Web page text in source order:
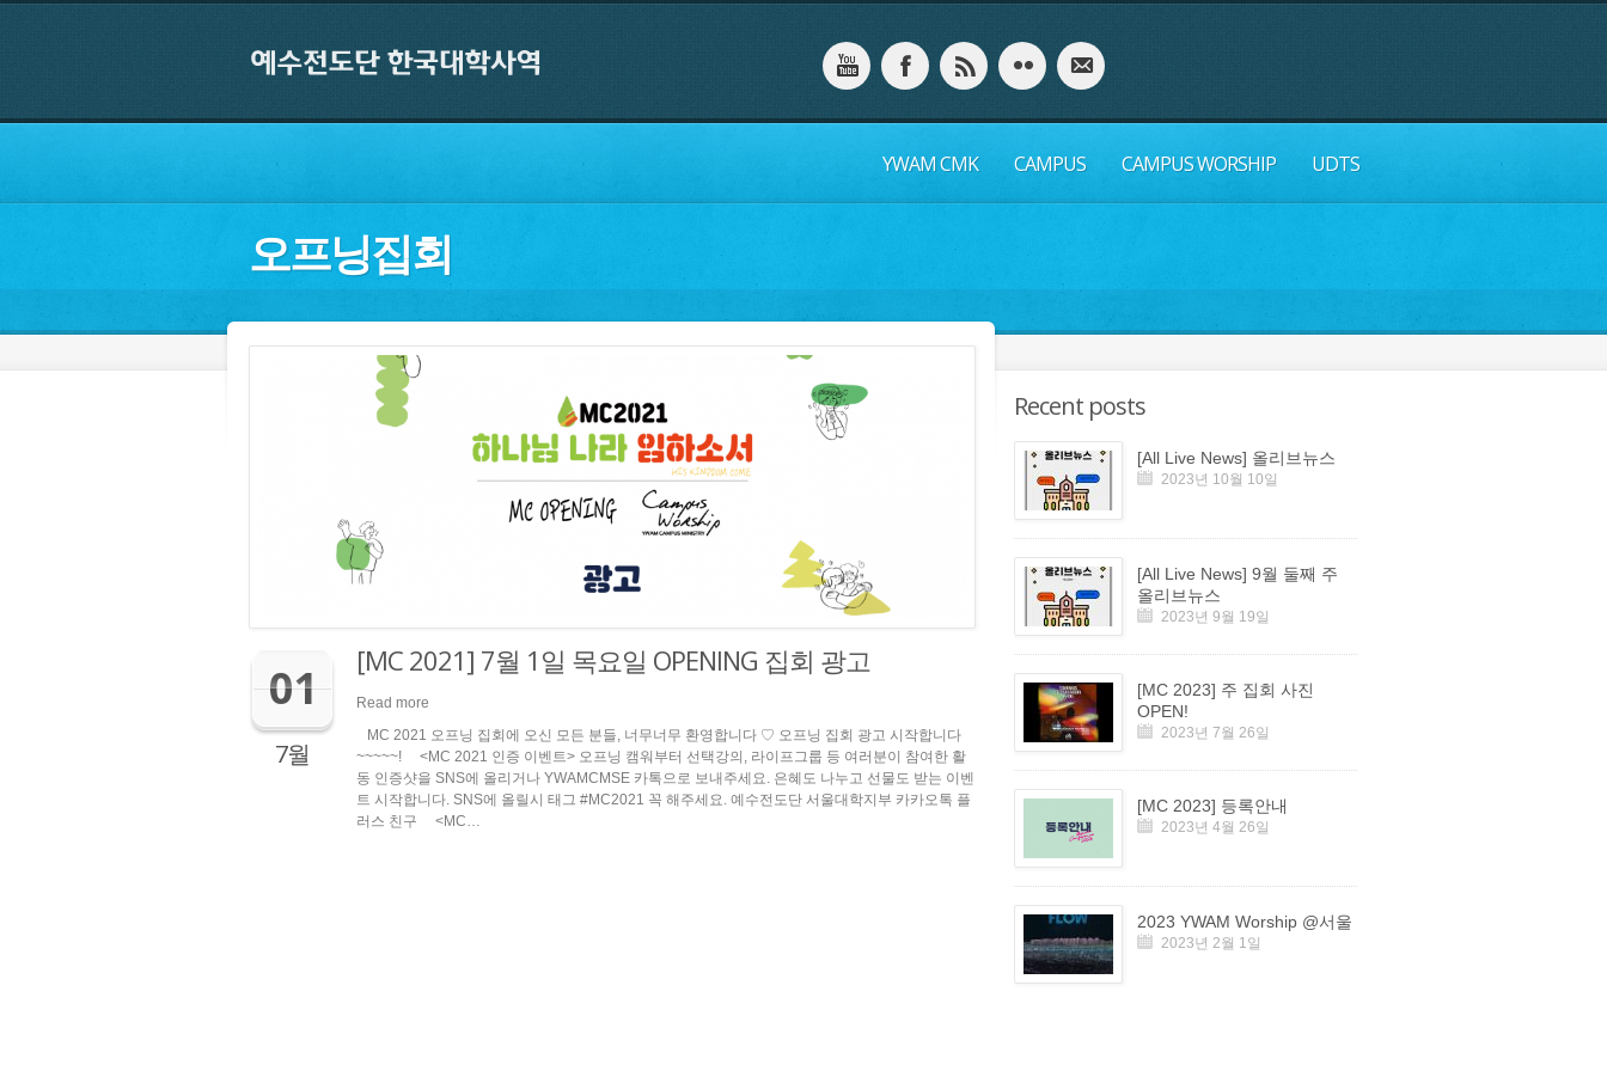
YWAM CMK CAMPUS CAMPUS WORSHIP UDTS
오프닝집회
01
7월
[MC 2021] 7월 1일 목요일 OPENING 집회 광고
Read more
MC 2021 오프닝 집회에 오신 모든 분들, 너무너무 환영합니다 ♡ 오프닝 집회 광고 시작합니다
~~~~~! <MC 2021 인증 이벤트> 오프닝 캠워부터 선택강의, 라이프그룹 등 여러분이 참여한 활
동 인증샷을 SNS에 올리거나 YWAMCMSE 카톡으로 보내주세요. 은혜도 나누고 선물도 받는 이벤
트 시작합니다. SNS에 올릴시 태그 #MC2021 꼭 해주세요. 예수전도단 서울대학지부 카카오톡 플
러스 친구 <MC…
Recent posts
[All Live News] 올리브뉴스
2023년 10월 10일
[All Live News] 9월 둘째 주
올리브뉴스
2023년 9월 19일
[MC 2023] 주 집회 사진
OPEN!
2023년 7월 26일
[MC 2023] 등록안내
2023년 4월 26일
2023 YWAM Worship @서울
2023년 2월 1일